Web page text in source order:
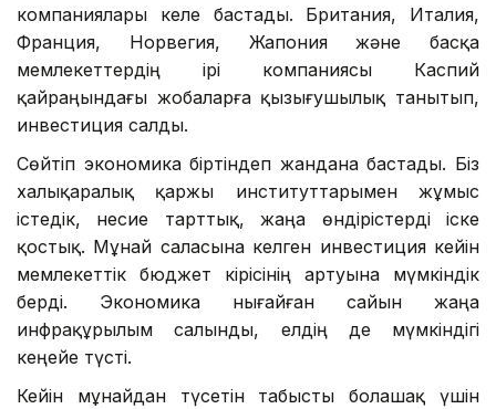
компаниялары келе бастады. Британия, Италия,
Франция, Норвегия, Жапония және басқа
мемлекеттердің ірі компаниясы Каспий
қайраңындағы жобаларға қызығушылық танытып,
инвестиция салды.
Сөйтіп экономика біртіндеп жандана бастады. Біз
халықаралық қаржы институттарымен жұмыс
істедік, несие тарттық, жаңа өндірістерді іске
қостық. Мұнай саласына келген инвестиция кейін
мемлекеттік бюджет кірісінің артуына мүмкіндік
берді. Экономика нығайған сайын жаңа
инфрақұрылым салынды, елдің де мүмкіндігі
кеңейе түсті.
Кейін мұнайдан түсетін табысты болашақ үшін